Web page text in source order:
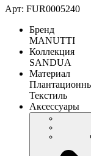
Арт: FUR0005240
Бренд
MANUTTI
Коллекция
SANDUA
Материал
Текстиль
Аксессуары